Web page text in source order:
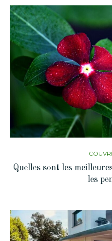
Quelles sont les
les